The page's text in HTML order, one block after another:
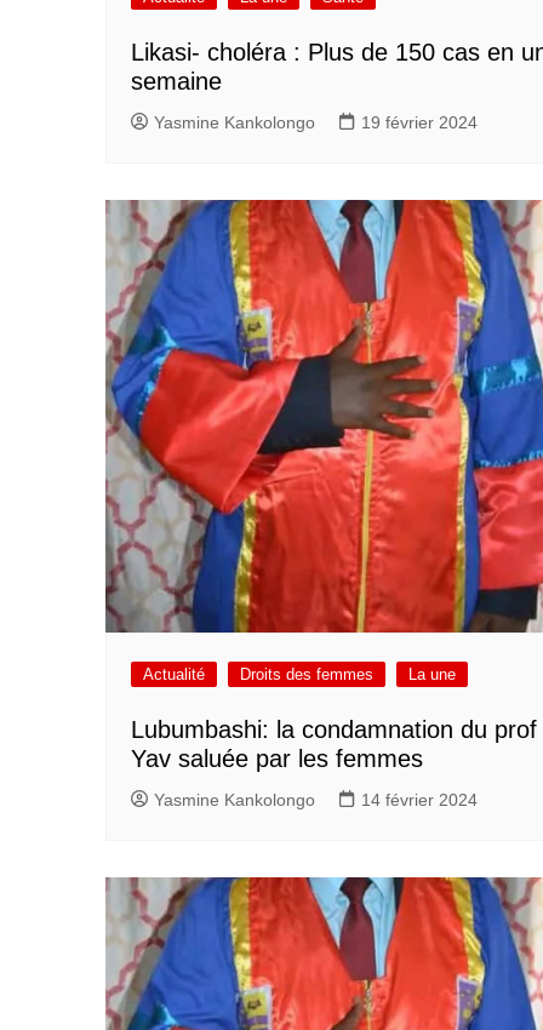
Likasi- choléra : Plus de 150 cas en
semaine
Yasmine Kankolongo 19 février 2024
Actualité Droits des femmes La une
Lubumbashi: la condamnation du prof
Yav saluée par les femmes
Yasmine Kankolongo 14 février 2024